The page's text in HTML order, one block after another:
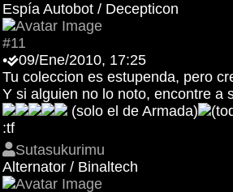
Espía Autobot / Decepticon
#11
•
09/Ene/2010, 17:25
Tu coleccion es estupenda, pero
Y si alguien no lo noto, encontre a
(solo el de Armada)
:tf
Sutasukurimu
Alternator / Binaltech